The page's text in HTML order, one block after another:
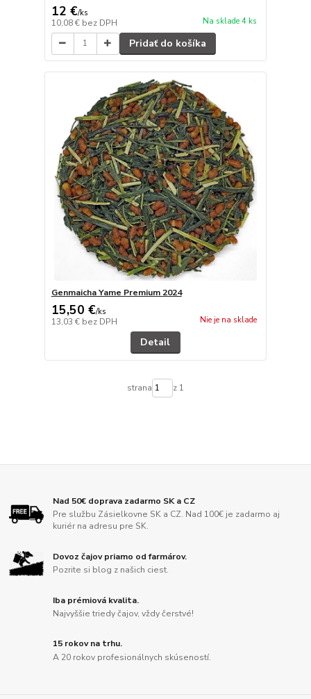
12 €/ks
10,08 € bez DPH Na sklade 4 ks
Pridať do košíka
Genmaicha Yame Premium 2024
15,50 €/ks
13,03 € bez DPH Nie je na sklade
Detail
strana z 1
Nad 50€ doprava zadarmo SK a CZ
Pre službu Zásielkovne SK a CZ. Nad 100€ je zadarmo aj
kuriér na adresu pre SK.
Dovoz čajov priamo od farmárov.
Pozrite si blog z našich ciest.
Iba prémiová kvalita.
Najvyššie triedy čajov, vždy čerstvé!
15 rokov na trhu.
A 20 rokov profesionálnych skúseností.